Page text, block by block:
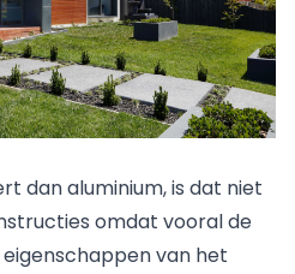
dan aluminium, is dat niet
omdat vooral de
van het